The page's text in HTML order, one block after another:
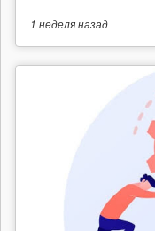
1 неделяназад